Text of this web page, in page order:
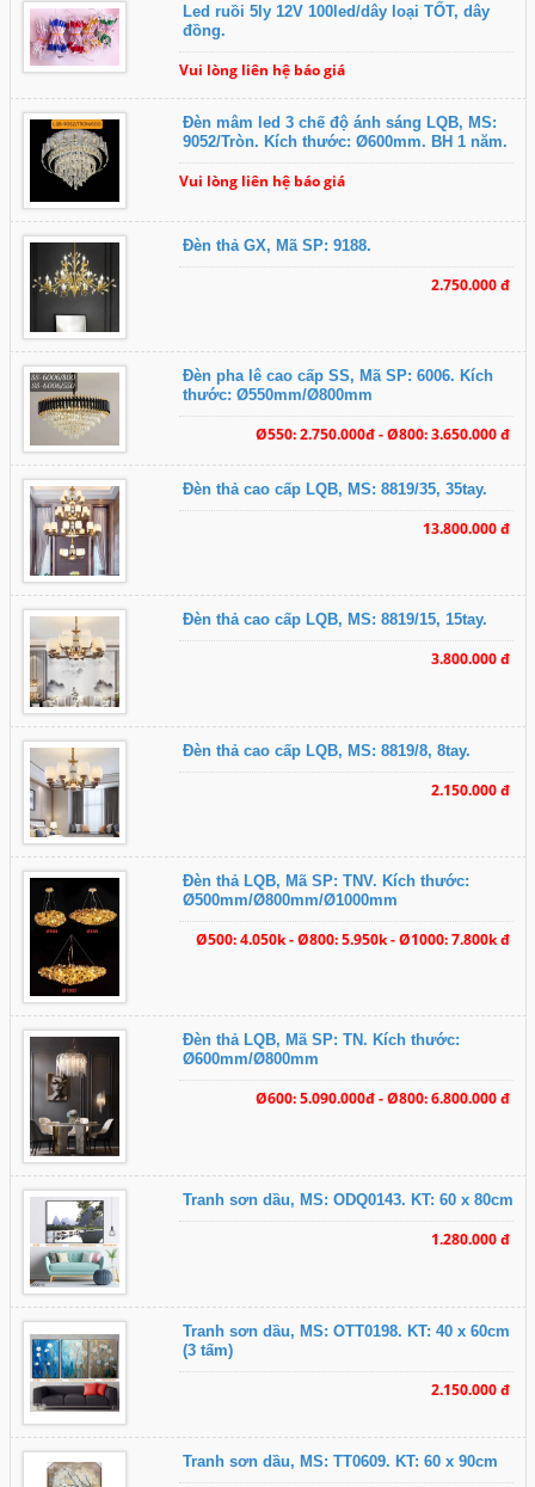
Led ruồi 5ly 12V 100led/dây loại TỐT, dây
đồng.
Vui lòng liên hệ báo giá
Đèn mâm led 3 chế độ ánh sáng LQB, MS:
9052/Tròn. Kích thước: Ø600mm. BH 1 năm.
Vui lòng liên hệ báo giá
Đèn thả GX, Mã SP: 9188.
2.750.000 đ
Đèn pha lê cao cấp SS, Mã SP: 6006. Kích
thước: Ø550mm/Ø800mm
Ø550: 2.750.000đ - Ø800: 3.650.000 đ
Đèn thả cao cấp LQB, MS: 8819/35, 35tay.
13.800.000 đ
Đèn thả cao cấp LQB, MS: 8819/15, 15tay.
3.800.000 đ
Đèn thả cao cấp LQB, MS: 8819/8, 8tay.
2.150.000 đ
Đèn thả LQB, Mã SP: TNV. Kích thước:
Ø500mm/Ø800mm/Ø1000mm
Ø500: 4.050k - Ø800: 5.950k - Ø1000: 7.800k đ
Đèn thả LQB, Mã SP: TN. Kích thước:
Ø600mm/Ø800mm
Ø600: 5.090.000đ - Ø800: 6.800.000 đ
Tranh sơn dầu, MS: ODQ0143. KT: 60 x 80cm
1.280.000 đ
Tranh sơn dầu, MS: OTT0198. KT: 40 x 60cm
(3 tấm)
2.150.000 đ
Tranh sơn dầu, MS: TT0609. KT: 60 x 90cm